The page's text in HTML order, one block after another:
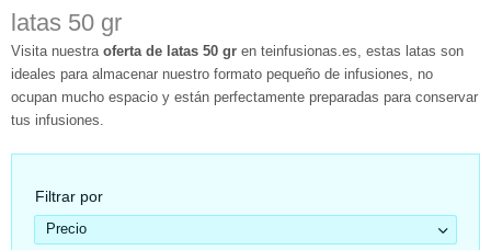
latas 50 gr
Visita nuestra oferta de latas 50 gr en teinfusionas.es, estas latas son
ideales para almacenar nuestro formato pequeño de infusiones, no
ocupan mucho espacio y están perfectamente preparadas para conservar
tus infusiones.
Filtrar por
Precio